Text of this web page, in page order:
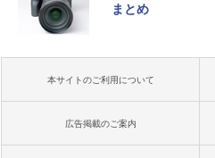
まとめ
本サイトのご利用について
広告掲載のご案内